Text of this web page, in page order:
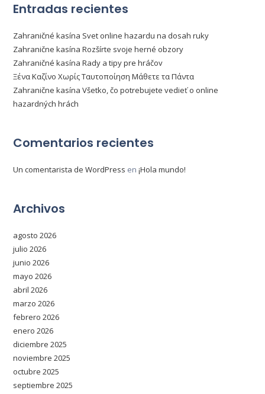
Entradas recientes
Zahraničné kasína Svet online hazardu na dosah ruky
Zahranične kasína Rozšírte svoje herné obzory
Zahraničné kasína Rady a tipy pre hráčov
Ξένα Καζίνο Χωρίς Ταυτοποίηση Μάθετε τα Πάντα
Zahranične kasína Všetko, čo potrebujete vedieť o online
hazardných hrách
Comentarios recientes
Un comentarista de WordPress en¡Hola mundo!
Archivos
agosto 2026
julio 2026
junio 2026
mayo 2026
abril 2026
marzo 2026
febrero 2026
enero 2026
diciembre 2025
noviembre 2025
octubre 2025
septiembre 2025